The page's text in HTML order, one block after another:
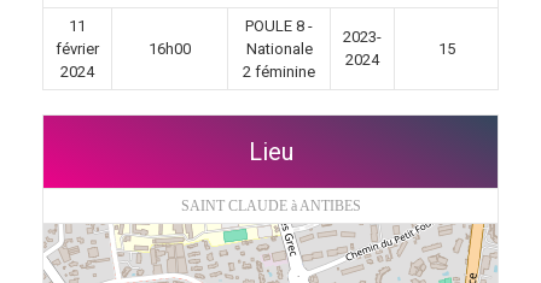
11
février
2024
16h00
POULE 8 -
Nationale
2 féminine
2023-
2024
15
Lieu
SAINT CLAUDE à ANTIBES